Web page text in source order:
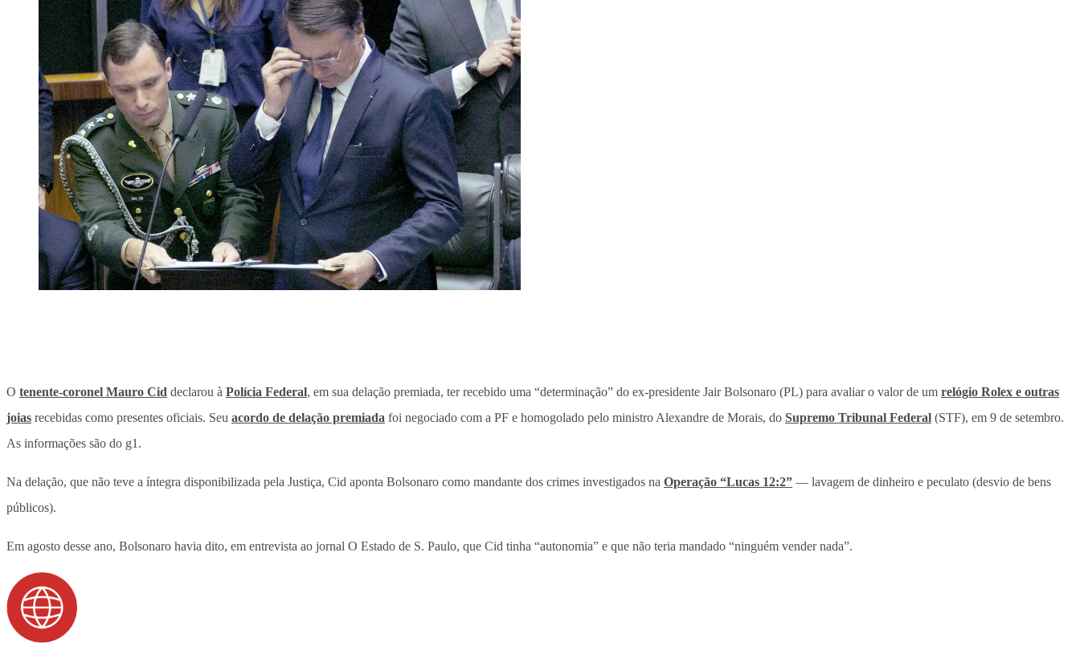
O tenente-coronel Mauro Cid declarou à Polícia Federal, em sua delação premiada, ter recebido uma “determinação” do ex-presidente Jair Bolsonaro (PL) para avaliar o valor de um relógio Rolex e outras
joias recebidas como presentes oficiais. Seu acordo de delação premiada foi negociado com a PF e homogolado pelo ministro Alexandre de Morais, do Supremo Tribunal Federal (STF), em 9 de setembro.
As informações são do g1.
Na delação, que não teve a íntegra disponibilizada pela Justiça, Cid aponta Bolsonaro como mandante dos crimes investigados na Operação “Lucas 12:2” — lavagem de dinheiro e peculato (desvio de bens
públicos).
Em agosto desse ano, Bolsonaro havia dito, em entrevista ao jornal O Estado de S. Paulo, que Cid tinha “autonomia” e que não teria mandado “ninguém vender nada”.